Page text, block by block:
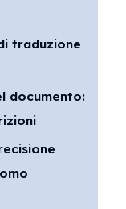
traduzione
documento: